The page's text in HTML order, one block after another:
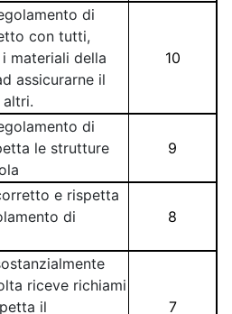
di
con tutti,
materiali della
assicurarne il
10
di
le strutture
9
e rispetta
di
8
riceve richiami
il
7